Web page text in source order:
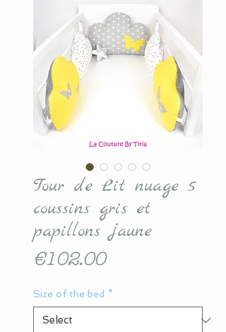
Tour de Lit nuage 5
coussins gris et
papillons jaune
€102.00Price
Size of the bed *